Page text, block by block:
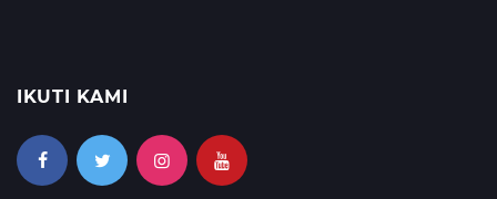
IKUTI KAMI